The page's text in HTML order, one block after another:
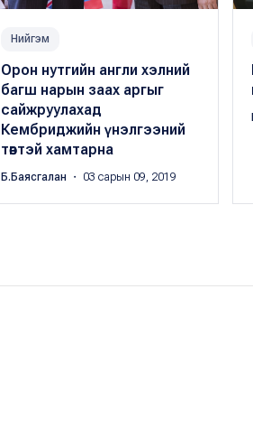
Нийгэм
Орон нутгийн англи хэлний
багш нарын заах аргыг
сайжруулахад
Кембриджийн үнэлгээний
төвтэй хамтарна
Б.Баясгалан ・ 03 сарын 09, 2019